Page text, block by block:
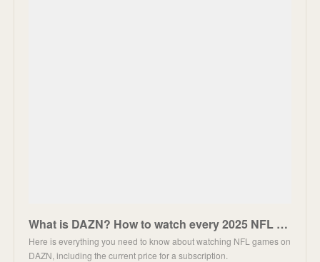
What is DAZN? How to watch every 2025 NFL game live in Canada without cable | Sporting News
Here is everything you need to know about watching NFL games on
DAZN, including the current price for a subscription.